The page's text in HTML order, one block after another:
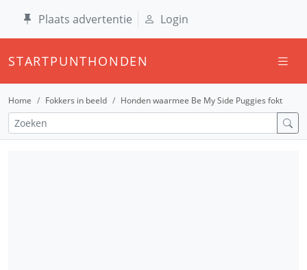
Plaats advertentie Login
STARTPUNTHONDEN
Home Fokkers in beeld Honden waarmee Be My Side Puggies fokt